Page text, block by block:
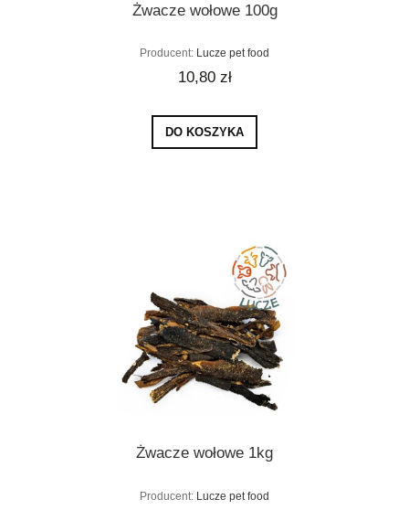
Żwacze wołowe 100g
Producent: Lucze pet food
10,80 zł
DO KOSZYKA
Żwacze wołowe 1kg
Producent: Lucze pet food